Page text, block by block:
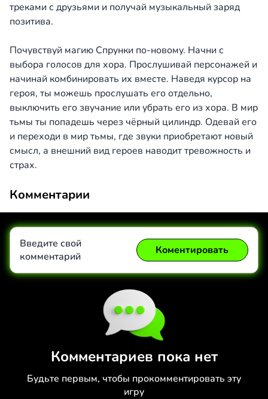
треками с друзьями и получай музыкальный заряд
позитива.
Почувствуй магию Спрунки по-новому. Начни с
выбора голосов для хора. Прослушивай персонажей и
начинай комбинировать их вместе. Наведя курсор на
героя, ты можешь прослушать его отдельно,
выключить его звучание или убрать его из хора. В мир
тьмы ты попадешь через чёрный цилиндр. Одевай его
и переходи в мир тьмы, где звуки приобретают новый
смысл, а внешний вид героев наводит тревожность и
страх.
Комментарии
Комментариев пока нет
Будьте первым, чтобы прокомментировать эту
игру
Введите свой
комментарий
Коментировать
Коментировать